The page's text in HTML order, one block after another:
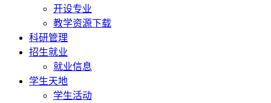
开设专业
教学资源下载
科研管理
招生就业
就业信息
学生天地
学生活动